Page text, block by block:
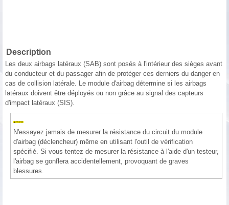
Description
Les deux airbags latéraux (SAB) sont posés à l'intérieur des sièges avant
du conducteur et du passager afin de protéger ces derniers du danger en
cas de collision latérale. Le module d'airbag détermine si les airbags
latéraux doivent être déployés ou non grâce au signal des capteurs
d'impact latéraux (SIS).
N'essayez jamais de mesurer la résistance du circuit du module
d'airbag (déclencheur) même en utilisant l'outil de vérification
spécifié. Si vous tentez de mesurer la résistance à l'aide d'un testeur,
l'airbag se gonflera accidentellement, provoquant de graves
blessures.